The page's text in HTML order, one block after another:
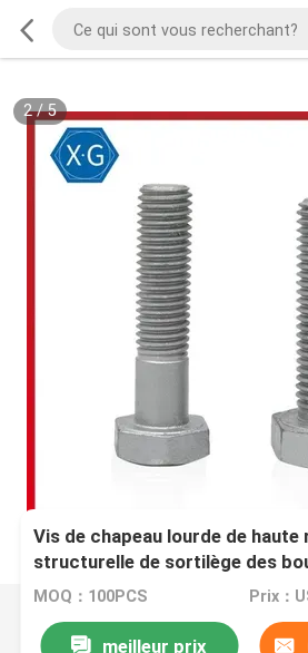
2/5
Vis de chapeau lourde de
structurelle de sortilège des
MOQ：100PCS Prix：
meilleur prix